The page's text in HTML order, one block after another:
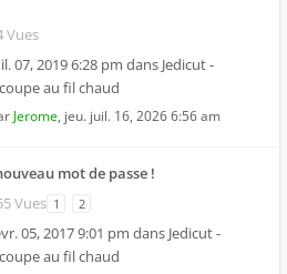
Vues
07, 2019 6:28 pm dans Jedicut -
au fil chaud
Jerome, jeu. juil. 16, 2026 6:56 am
mot de passe !
Vues 1 2
05, 2017 9:01 pm dans Jedicut -
au fil chaud